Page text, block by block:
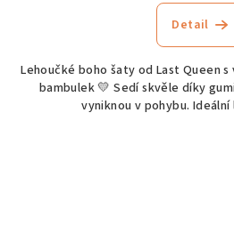
Detail
Lehoučké boho šaty od Last Queen
bambulek 💛 Sedí skvěle díky
vyniknou v pohybu.